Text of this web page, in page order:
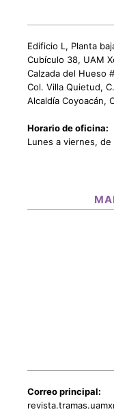
Edificio L, Planta
Cubículo 38, UAM
Calzada del Hueso
Col. Villa Quietud,
Alcaldía Coyoacán,
Horario de oficina:
Lunes a viernes, de
Correo principal: